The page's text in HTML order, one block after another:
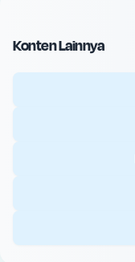
c
e
Konten Lainnya